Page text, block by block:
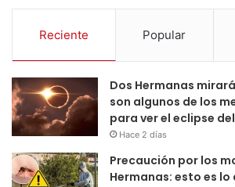
Reciente Popular
Dos Hermanas
son algunos de los
para ver el eclipse
Hace 2 días
Precaución por los
Hermanas: esto es